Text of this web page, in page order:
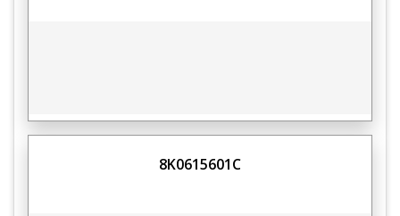
8K0615601C